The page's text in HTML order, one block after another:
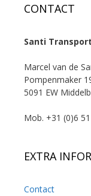
CONTACT
Santi Transport
Marcel van de
Pompenmaker
5091 EW
Mob. +31 (0)6
EXTRA
Contact